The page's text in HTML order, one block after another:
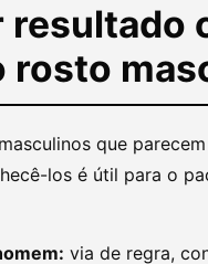
resultado
rosto
que
los é útil para o
via de regra,